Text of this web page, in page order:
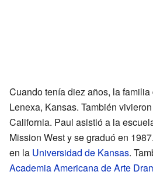
Cuando tenía diez años, la
Lenexa, Kansas. También
California. Paul asistió a la
Mission West y se graduó en
en la Universidad de Kansas.
Academia Americana de Arte